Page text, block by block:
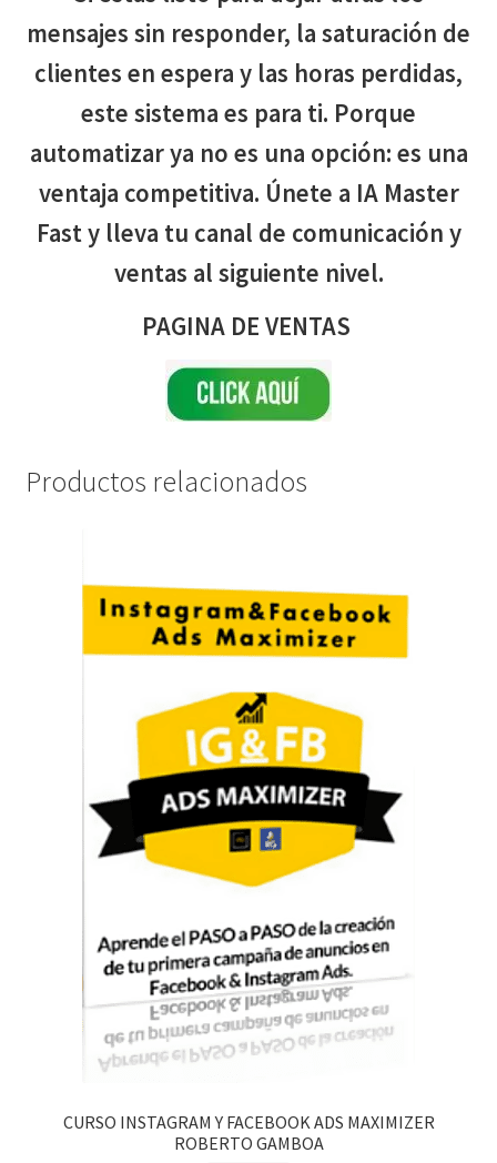
mensajes sin responder, la saturación de
clientes en espera y las horas perdidas,
este sistema es para ti. Porque
automatizar ya no es una opción: es una
ventaja competitiva. Únete a IA Master
Fast y lleva tu canal de comunicación y
ventas al siguiente nivel.
PAGINA DE VENTAS
Productos relacionados
CURSO INSTAGRAM Y FACEBOOK ADS MAXIMIZER
ROBERTO GAMBOA